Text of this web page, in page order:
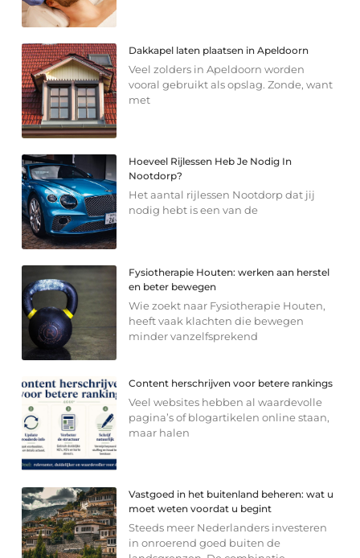
Dakkapel laten plaatsen in Apeldoorn
Veel zolders in Apeldoorn worden
vooral gebruikt als opslag. Zonde, want
met
Hoeveel Rijlessen Heb Je Nodig In
Nootdorp?
Het aantal rijlessen Nootdorp dat jij
nodig hebt is een van de
Fysiotherapie Houten: werken aan herstel
en beter bewegen
Wie zoekt naar Fysiotherapie Houten,
heeft vaak klachten die bewegen
minder vanzelfsprekend
Content herschrijven voor betere rankings
Veel websites hebben al waardevolle
pagina’s of blogartikelen online staan,
maar halen
Vastgoed in het buitenland beheren: wat u
moet weten voordat u begint
Steeds meer Nederlanders investeren
in onroerend goed buiten de